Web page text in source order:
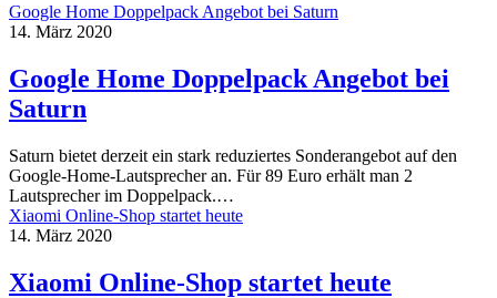
Google Home Doppelpack Angebot bei Saturn
14. März 2020
Google Home Doppelpack Angebot bei
Saturn
Saturn bietet derzeit ein stark reduziertes Sonderangebot auf den
Google-Home-Lautsprecher an. Für 89 Euro erhält man 2
Lautsprecher im Doppelpack.…
Xiaomi Online-Shop startet heute
14. März 2020
Xiaomi Online-Shop startet heute